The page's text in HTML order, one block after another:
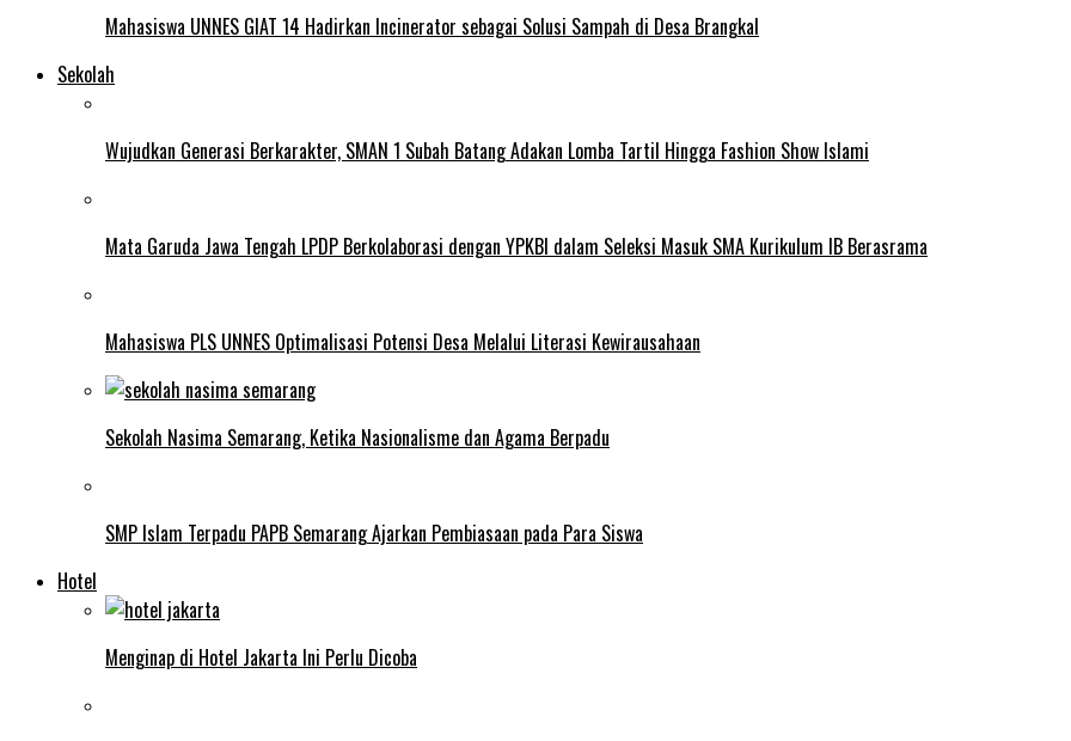
Mahasiswa UNNES GIAT 14 Hadirkan Incinerator sebagai Solusi Sampah di Desa Brangkal
Sekolah
Wujudkan Generasi Berkarakter, SMAN 1 Subah Batang Adakan Lomba Tartil Hingga Fashion Show Islami
Mata Garuda Jawa Tengah LPDP Berkolaborasi dengan YPKBI dalam Seleksi Masuk SMA Kurikulum IB Berasrama
Mahasiswa PLS UNNES Optimalisasi Potensi Desa Melalui Literasi Kewirausahaan
Sekolah Nasima Semarang, Ketika Nasionalisme dan Agama Berpadu
SMP Islam Terpadu PAPB Semarang Ajarkan Pembiasaan pada Para Siswa
Hotel
Menginap di Hotel Jakarta Ini Perlu Dicoba